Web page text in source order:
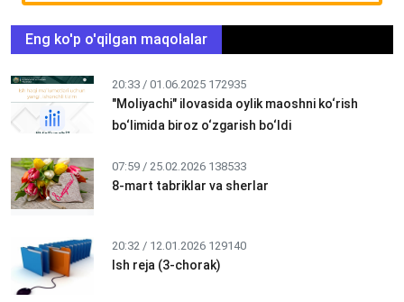
Eng ko'p o'qilgan maqolalar
20:33 / 01.06.2025 172935
"Moliyachi" ilovasida oylik maoshni ko‘rish
bo‘limida biroz o‘zgarish bo‘ldi
07:59 / 25.02.2026 138533
8-mart tabriklar va sherlar
20:32 / 12.01.2026 129140
Ish reja (3-chorak)